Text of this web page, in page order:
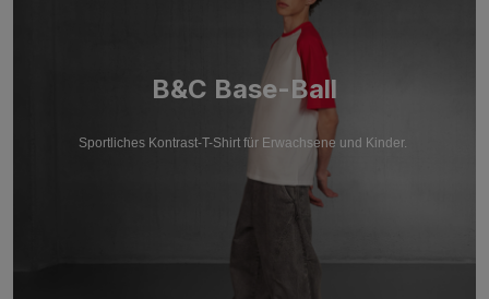
B&C Base-Ball
Sportliches Kontrast-T-Shirt für Erwachsene und Kinder.